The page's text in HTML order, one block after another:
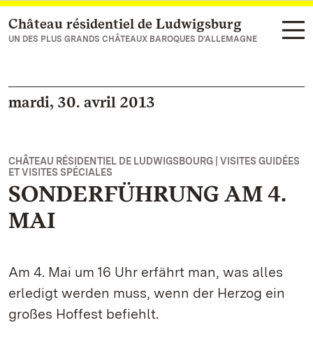
Vers la page d’accueil
Château résidentiel de Ludwigsburg
UN DES PLUS GRANDS CHÂTEAUX BAROQUES D’ALLEMAGNE
mardi, 30. avril 2013
CHÂTEAU RÉSIDENTIEL DE LUDWIGSBOURG | VISITES GUIDÉES
ET VISITES SPÉCIALES
SONDERFÜHRUNG AM 4.
MAI
Am 4. Mai um 16 Uhr erfährt man, was alles
erledigt werden muss, wenn der Herzog ein
großes Hoffest befiehlt.